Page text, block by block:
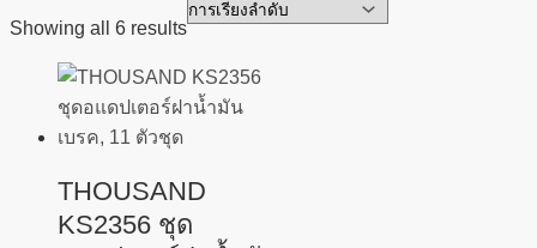
Showing all 6 results
THOUSAND
KS2356 ชุด